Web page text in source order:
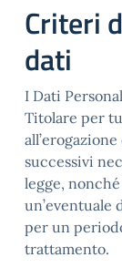
Criteri
dati
I Dati
Titolare per
successivi
legge,
un’eventuale
per un
trattamento.